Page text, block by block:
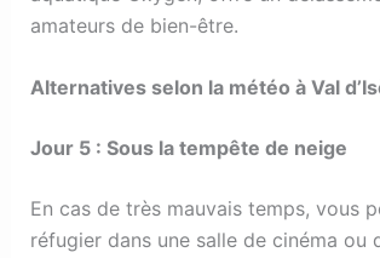
amateurs de bien-être.
Alternatives selon la météo à Val
Jour 5 : Sous la tempête de neige
En cas de très mauvais temps, vous
réfugier dans une salle de cinéma ou